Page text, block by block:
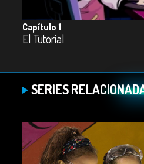
Capítulo 1
El Tutorial
SERIES